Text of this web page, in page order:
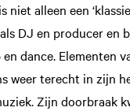
niet alleen een
DJ en producer en
dance. Elementen
weer terecht in zijn
Zijn doorbraak